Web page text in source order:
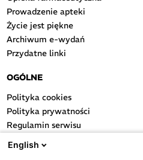
Prowadzenie apteki
Życie jest piękne
Archiwum e-wydań
Przydatne linki
OGÓLNE
Polityka cookies
Polityka prywatności
Regulamin serwisu
Regulamin konkursu
Farmacja Play
English